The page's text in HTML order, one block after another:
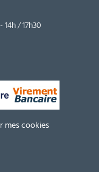
/ 17h30
mes cookies